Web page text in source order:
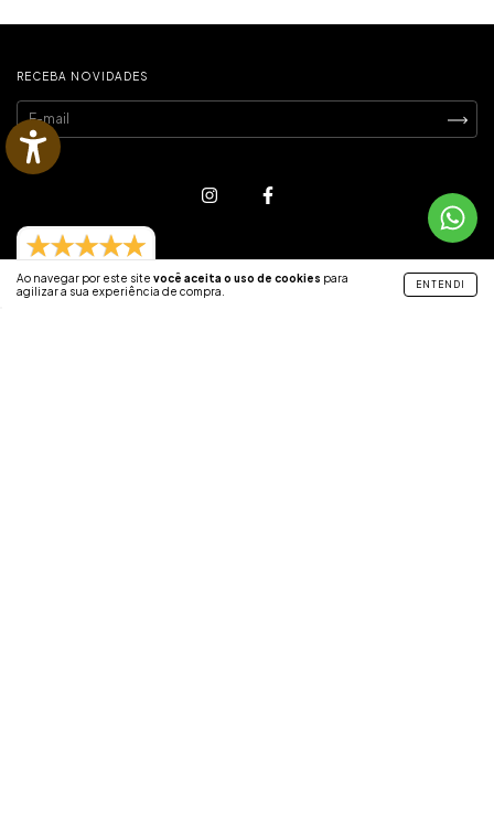
Ao navegar por este site você aceita o uso de cookies para
agilizar a sua experiência de compra.
ENTENDI
RECEBA NOVIDADES